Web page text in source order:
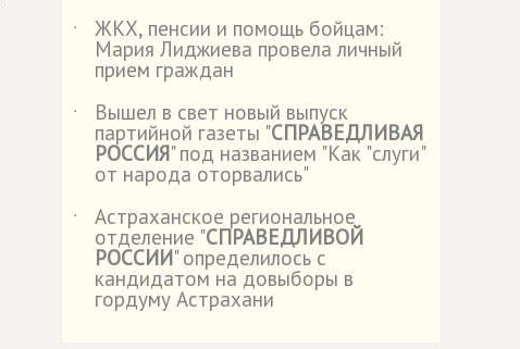
˙
ЖКХ, пенсии и помощь бойцам:
Мария Лиджиева провела личный
прием граждан
˙
Вышел в свет новый выпуск
партийной газеты "СПРАВЕДЛИВАЯ
РОССИЯ" под названием "Как "слуги"
от народа оторвались"
˙
Астраханское региональное
отделение "СПРАВЕДЛИВОЙ
РОССИИ" определилось с
кандидатом на довыборы в
гордуму Астрахани